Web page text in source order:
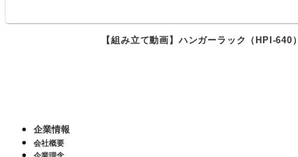
【組み立て動画】ハンガーラック（HPI-640）
企業情報
会社概要